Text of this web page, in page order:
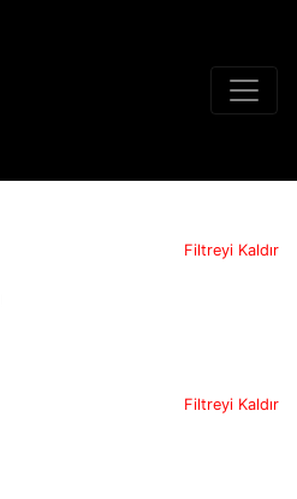
Filtreyi Kaldır
Filtreyi Kaldır